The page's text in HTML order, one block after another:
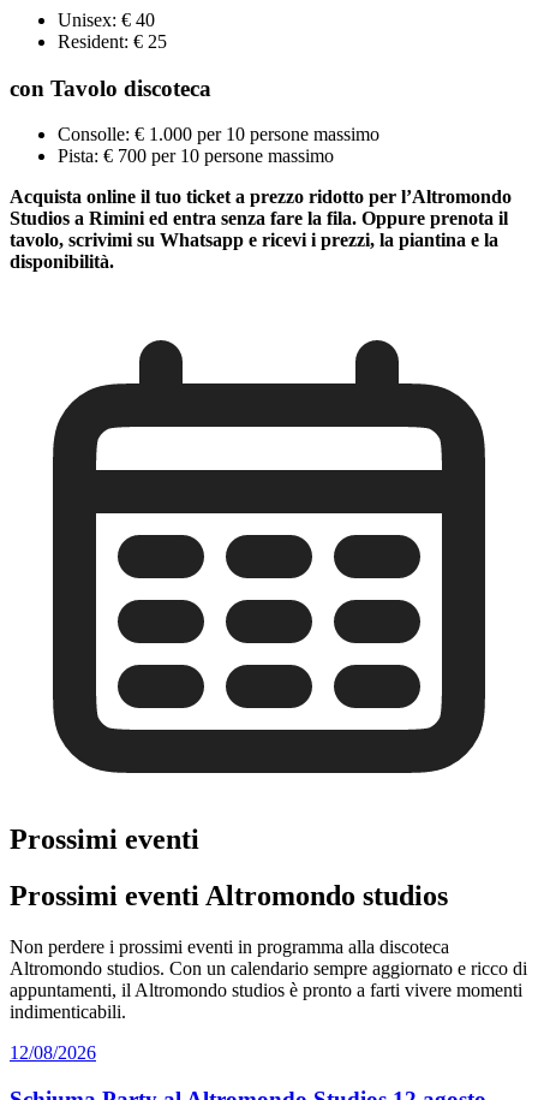
Unisex: € 40
Resident: € 25
con Tavolo discoteca
Consolle: € 1.000 per 10 persone massimo
Pista: € 700 per 10 persone massimo
Acquista online il tuo ticket a prezzo ridotto per l’Altromondo
Studios a Rimini ed entra senza fare la fila. Oppure prenota il
tavolo, scrivimi su Whatsapp e ricevi i prezzi, la piantina e la
disponibilità.
Prossimi eventi
Prossimi eventi Altromondo studios
Non perdere i prossimi eventi in programma alla discoteca
Altromondo studios. Con un calendario sempre aggiornato e ricco di
appuntamenti, il Altromondo studios è pronto a farti vivere momenti
indimenticabili.
12/08/2026